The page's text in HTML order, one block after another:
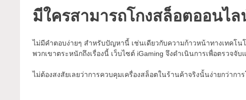
มีใครสามารถโกงสล็อตออนไ
ไม่มีคำตอบง่ายๆ สำหรับปัญหานี้ เช่นเดียวกับความก้าวหน้าทางเทคโ
พวกเขาตระหนักถึงเรื่องนี้ เว็บไซต์ iGaming จึงดำเนินการเพื่อตรวจจั
ไม่ต้องสงสัยเลยว่าการควบคุมเครื่องสล็อตในร้านค้าจริงนั้นง่ายกว่ากา